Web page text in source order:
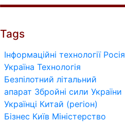
Tags
Інформаційні технології Росія
Україна Технологія
Безпілотний літальний
апарат Збройні сили України
Українці Китай (регіон)
Бізнес Київ Міністерство